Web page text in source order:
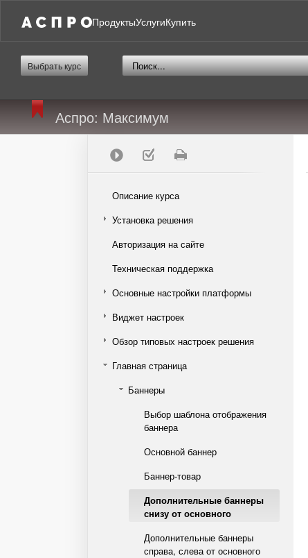
ПродуктыУслугиКупить
Выбрать курс
Аспро: Максимум
Описание курса
Установка решения
Авторизация на сайте
Техническая поддержка
Основные настройки платформы
Виджет настроек
Обзор типовых настроек решения
Главная страница
Баннеры
Выбор шаблона отображения
баннера
Основной баннер
Баннер-товар
Дополнительные баннеры
снизу от основного
Дополнительные баннеры
справа, слева от основного